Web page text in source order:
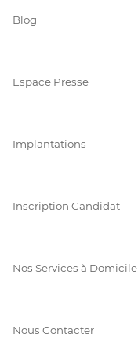
Blog
Espace Presse
Implantations
Inscription Candidat
Nos Services à Domicile
Nous Contacter